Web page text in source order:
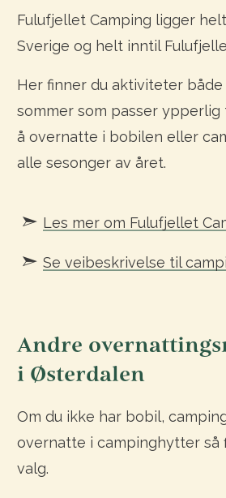
Fulufjellet Camping ligger
Sverige og helt inntil
Her finner du aktiviteter
sommer som passer
å overnatte i bobilen eller
alle sesonger av året.
Les mer om Fulufjellet
Se veibeskrivelse til
Andre
i Østerdalen
Om du ikke har bobil,
overnatte i campinghytter så
valg.